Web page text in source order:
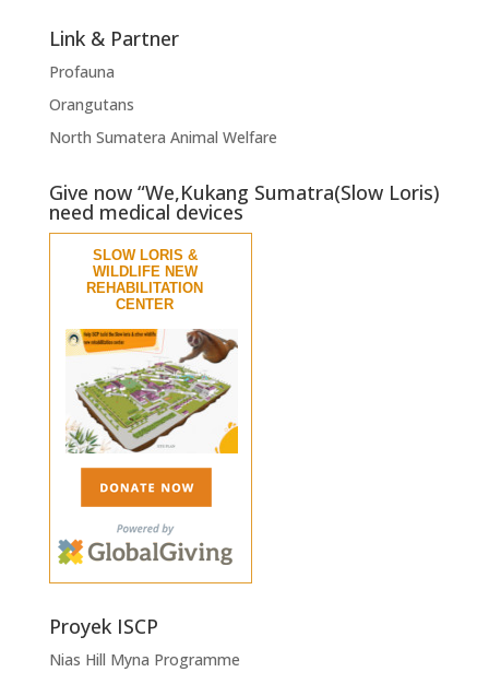
Link & Partner
Profauna
Orangutans
North Sumatera Animal Welfare
Give now “We,Kukang Sumatra(Slow Loris)
need medical devices
SLOW LORIS &
WILDLIFE NEW
REHABILITATION
CENTER
Proyek ISCP
Nias Hill Myna Programme